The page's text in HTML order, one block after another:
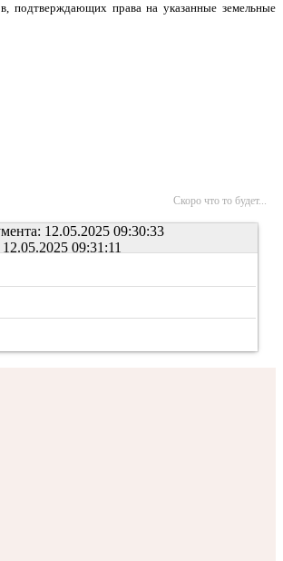
подтверждающих права на указанные земельные
Скоро что то будет...
12.05.2025 09:30:33
09:31:11